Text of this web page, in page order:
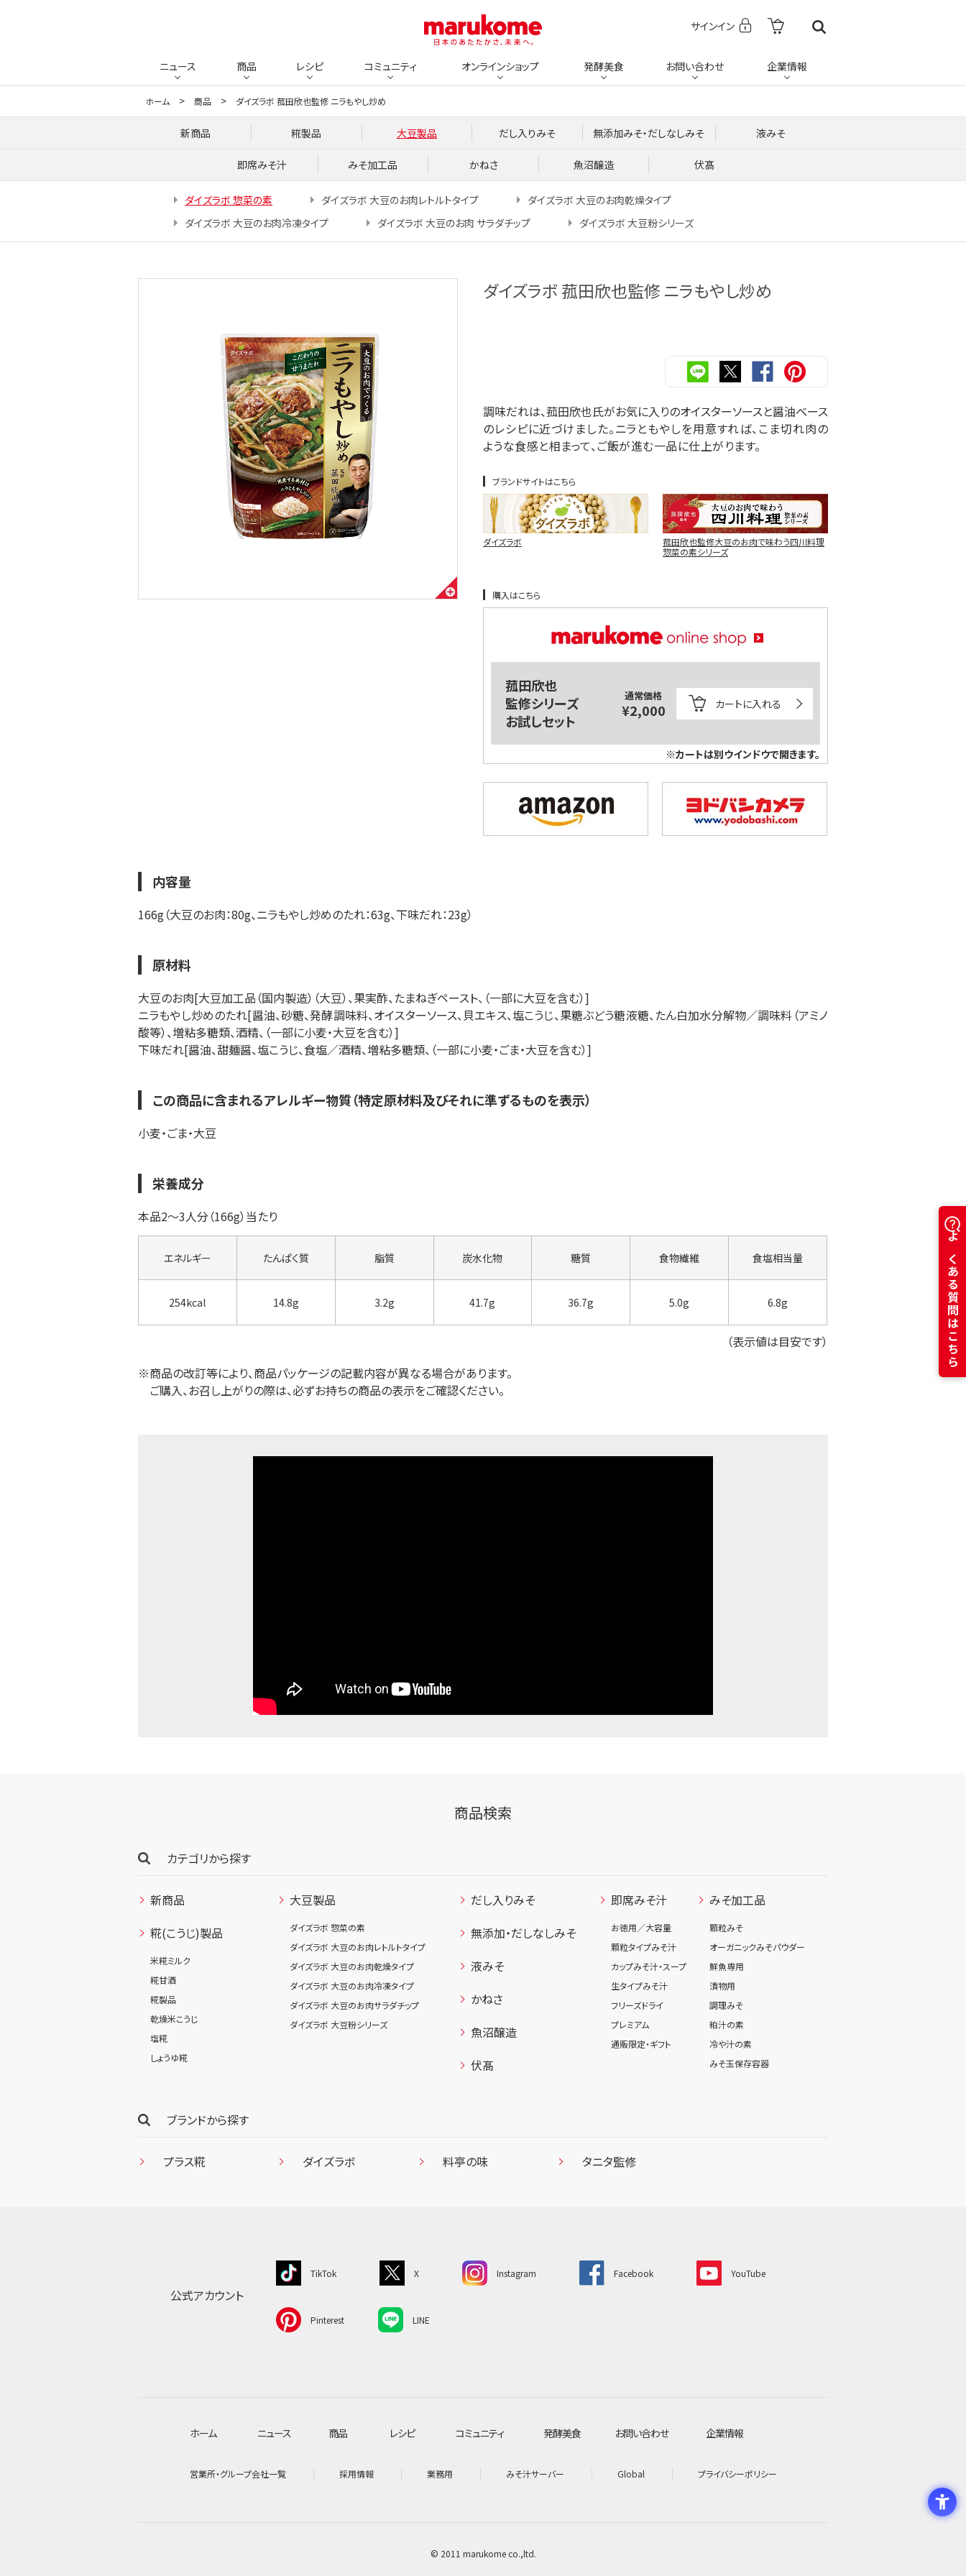
サインイン
ニュース 商品 レシピ コミュニティ オンラインショップ 発酵美食 お問い合わせ 企業情報
ホーム 商品 ダイズラボ 菰田欣也監修 ニラもやし炒め
新商品 糀製品 大豆製品 だし入りみそ 無添加みそ・だしなしみそ 液みそ
即席みそ汁 みそ加工品 かねさ 魚沼醸造 伏髙
ダイズラボ 惣菜の素 ダイズラボ 大豆のお肉レトルトタイプ
ダイズラボ 大豆のお肉乾燥タイプ
ダイズラボ 大豆のお肉冷凍タイプ
ダイズラボ 大豆のお肉 サラダチップ ダイズラボ 大豆粉シリーズ
ダイズラボ 菰田欣也監修 ニラもやし炒め
調味だれは、菰田欣也氏がお気に入りのオイスターソースと醤油ベース
のレシピに近づけました。ニラともやしを用意すれば、こま切れ肉の
ような食感と相まって、ご飯が進む一品に仕上がります。
ブランドサイトはこちら
ダイズラボ
菰田欣也監修大豆のお肉で味わう四川料理
惣菜の素シリーズ
購入はこちら
菰田欣也
監修シリーズ
お試しセット
通常価格
¥2,000 カートに入れる
※カートは別ウインドウで開きます。
内容量
166g（大豆のお肉：80g、ニラもやし炒めのたれ：63g、下味だれ：23g）
原材料
大豆のお肉[大豆加工品（国内製造）（大豆）、果実酢、たまねぎペースト、（一部に大豆を含む）]
ニラもやし炒めのたれ[醤油、砂糖、発酵調味料、オイスターソース、貝エキス、塩こうじ、果糖ぶどう糖液糖、たん白加水分解物／調味料（アミノ
酸等）、増粘多糖類、酒精、（一部に小麦・大豆を含む）]
下味だれ[醤油、甜麺醤、塩こうじ、食塩／酒精、増粘多糖類、（一部に小麦・ごま・大豆を含む）]
この商品に含まれるアレルギー物質（特定原材料及びそれに準ずるものを表示）
小麦・ごま・大豆
栄養成分
本品2～3人分（166g）当たり
エネルギー
254kcal
たんぱく質
14.8g
脂質
3.2g
炭水化物
41.7g
糖質
36.7g
食物繊維
5.0g
食塩相当量
6.8g
（表示値は目安です）
※商品の改訂等により、商品パッケージの記載内容が異なる場合があります。
ご購入、お召し上がりの際は、必ずお持ちの商品の表示をご確認ください。
商品検索
カテゴリから探す
新商品
糀(こうじ)製品
米糀ミルク
糀甘酒
糀製品
乾燥米こうじ
塩糀
しょうゆ糀
大豆製品
ダイズラボ 惣菜の素
ダイズラボ 大豆のお肉レトルトタイプ
ダイズラボ 大豆のお肉乾燥タイプ
ダイズラボ 大豆のお肉冷凍タイプ
ダイズラボ 大豆のお肉サラダチップ
ダイズラボ 大豆粉シリーズ
だし入りみそ
無添加・だしなしみそ
液みそ
かねさ
魚沼醸造
伏髙
即席みそ汁
お徳用／大容量
顆粒タイプみそ汁
カップみそ汁・スープ
生タイプみそ汁
フリーズドライ
プレミアム
通販限定・ギフト
みそ加工品
顆粒みそ
オーガニックみそパウダー
鮮魚専用
漬物用
調理みそ
粕汁の素
冷や汁の素
みそ玉保存容器
ブランドから探す
プラス糀 ダイズラボ 料亭の味 タニタ監修
公式アカウント
TikTok X Instagram Facebook YouTube
Pinterest LINE
ホーム ニュース 商品 レシピ コミュニティ 発酵美食 お問い合わせ 企業情報
営業所・グループ会社一覧 採用情報 業務用 みそ汁サーバー Global プライバシーポリシー
© 2011 marukome co.,ltd.
よくある質問はこちら